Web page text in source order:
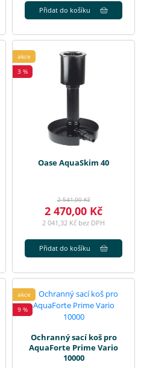
Přidat do košíku
akce
3 %
Oase AquaSkim 40
2 541,00 Kč
2 470,00 Kč
2 041,32 Kč bez DPH
Přidat do košíku
akce
9 %
Ochranný sací koš pro
AquaForte Prime Vario
10000